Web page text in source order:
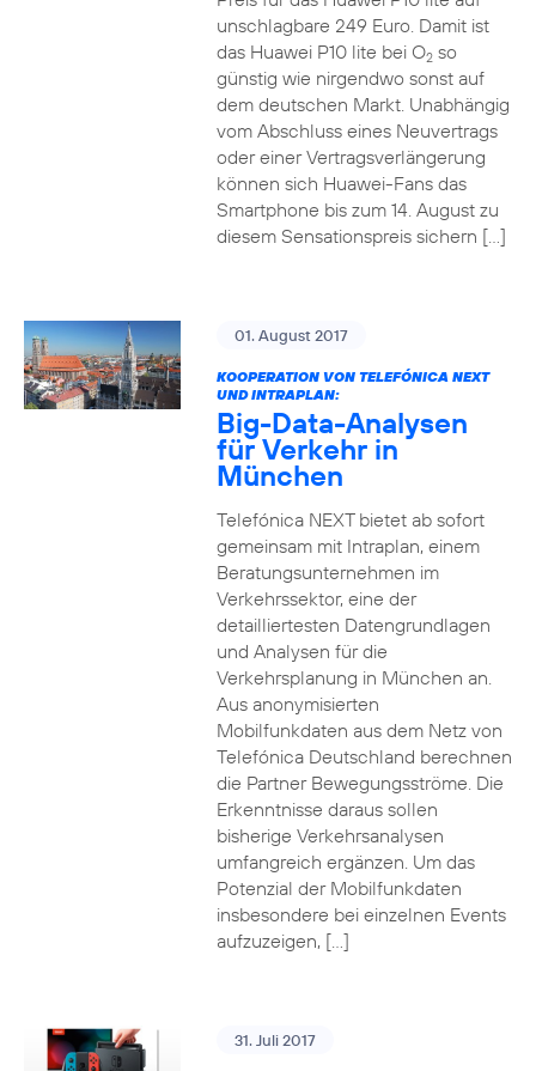
unschlagbare 249 Euro. Damit ist
das Huawei P10 lite bei O2so
günstig wie nirgendwo sonst auf
dem deutschen Markt. Unabhängig
vom Abschluss eines Neuvertrags
oder einer Vertragsverlängerung
können sich Huawei-Fans das
Smartphone bis zum 14. August zu
diesem Sensationspreis sichern […]
01. August 2017
KOOPERATION VON TELEFÓNICA NEXT
UND INTRAPLAN:
Big-Data-Analysen
für Verkehr in
München
Telefónica NEXT bietet ab sofort
gemeinsam mit Intraplan, einem
Beratungsunternehmen im
Verkehrssektor, eine der
detailliertesten Datengrundlagen
und Analysen für die
Verkehrsplanung in München an.
Aus anonymisierten
Mobilfunkdaten aus dem Netz von
Telefónica Deutschland berechnen
die Partner Bewegungsströme. Die
Erkenntnisse daraus sollen
bisherige Verkehrsanalysen
umfangreich ergänzen. Um das
Potenzial der Mobilfunkdaten
insbesondere bei einzelnen Events
aufzuzeigen, […]
31. Juli 2017